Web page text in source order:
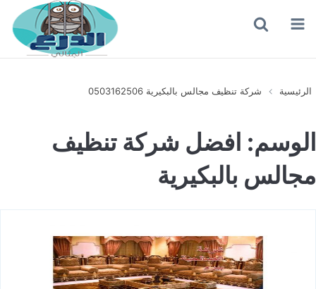
القائمة
الرئيسية شركة تنظيف مجالس بالبكيرية 0503162506
الوسم: افضل شركة تنظيف
مجالس بالبكيرية